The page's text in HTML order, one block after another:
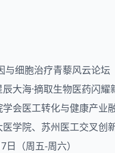
与细胞治疗青藜风云论坛
大海·摘取生物医药闪耀
会医工转化与健康产业
学院、苏州医工交叉创
（周五-周六）